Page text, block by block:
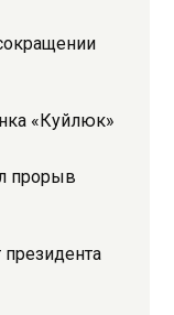
«Куйлюк»
прорыв